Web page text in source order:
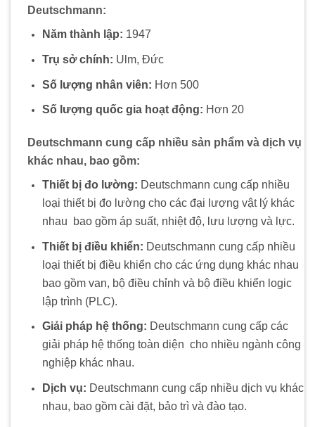
Deutschmann:
Năm thành lập: 1947
Trụ sở chính: Ulm, Đức
Số lượng nhân viên: Hơn 500
Số lượng quốc gia hoạt động: Hơn 20
Deutschmann cung cấp nhiều sản phẩm và dịch vụ
khác nhau, bao gồm:
Thiết bị đo lường: Deutschmann cung cấp nhiều
loại thiết bị đo lường cho các đại lượng vật lý khác
nhau
bao gồm áp suất, nhiệt độ, lưu lượng và lực.
Thiết bị điều khiển: Deutschmann cung cấp nhiều
loại thiết bị điều khiển cho các ứng dụng khác nhau
bao gồm van, bộ điều chỉnh và bộ điều khiển logic
lập trình (PLC).
Giải pháp hệ thống: Deutschmann cung cấp các
giải pháp hệ thống toàn diện cho nhiều ngành công
nghiệp khác nhau.
Dịch vụ: Deutschmann cung cấp nhiều dịch vụ khác
nhau, bao gồm cài đặt, bảo trì và đào tạo.